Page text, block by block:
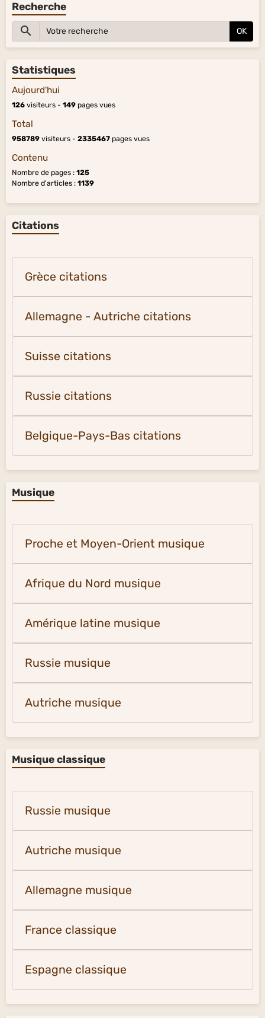
Recherche
OK
Statistiques
Aujourd'hui
126 visiteurs - 149 pages vues
Total
958789 visiteurs - 2335467 pages vues
Contenu
Nombre de pages : 125
Nombre d'articles : 1139
Citations
Grèce citations
Allemagne - Autriche citations
Suisse citations
Russie citations
Belgique-Pays-Bas citations
Musique
Proche et Moyen-Orient musique
Afrique du Nord musique
Amérique latine musique
Russie musique
Autriche musique
Musique classique
Russie musique
Autriche musique
Allemagne musique
France classique
Espagne classique